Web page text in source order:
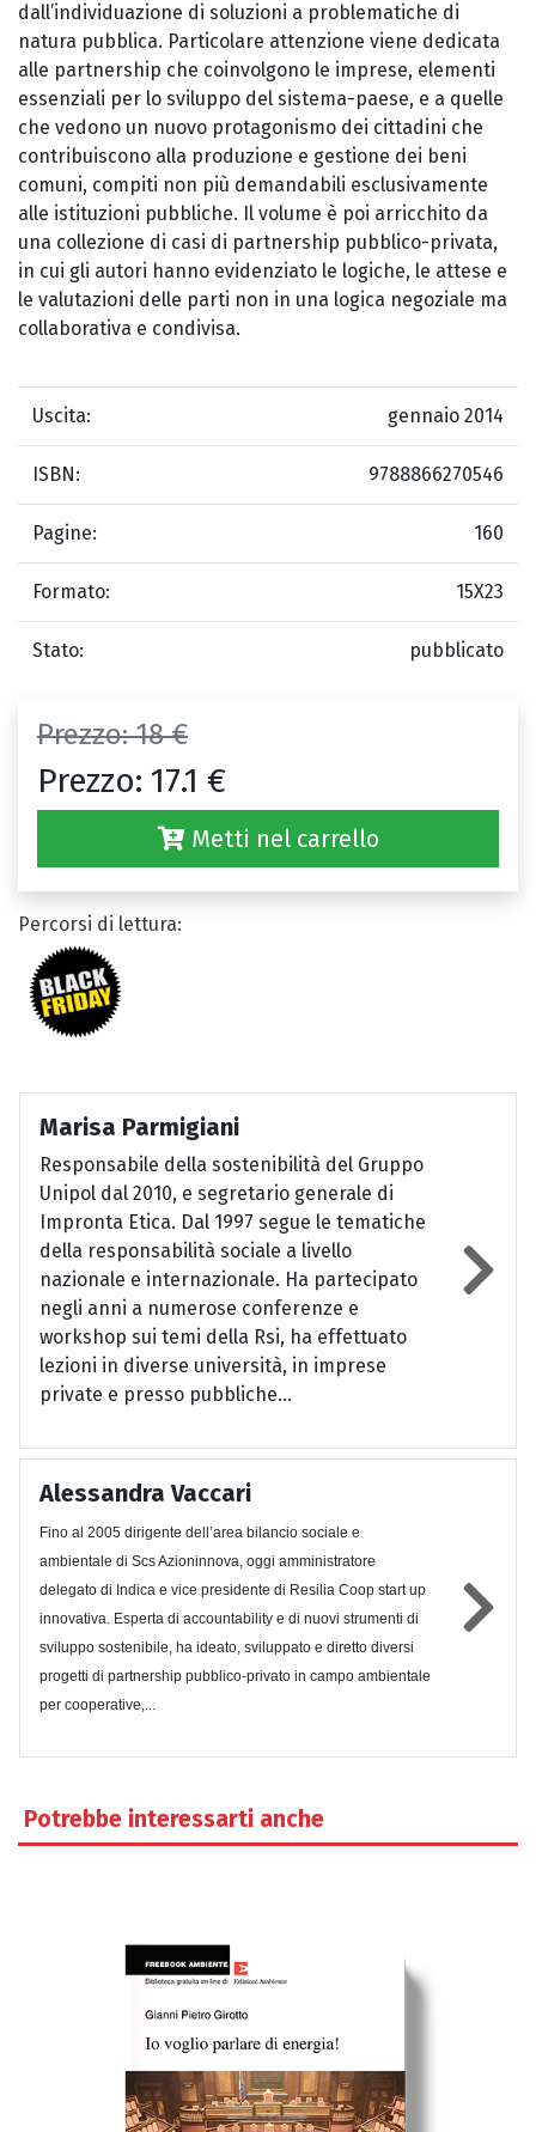
dall’individuazione di soluzioni a problematiche di
natura pubblica. Particolare attenzione viene dedicata
alle partnership che coinvolgono le imprese, elementi
essenziali per lo sviluppo del sistema-paese, e a quelle
che vedono un nuovo protagonismo dei cittadini che
contribuiscono alla produzione e gestione dei beni
comuni, compiti non più demandabili esclusivamente
alle istituzioni pubbliche. Il volume è poi arricchito da
una collezione di casi di partnership pubblico-privata,
in cui gli autori hanno evidenziato le logiche, le attese e
le valutazioni delle parti non in una logica negoziale ma
collaborativa e condivisa.
Uscita: gennaio 2014
ISBN: 9788866270546
Pagine: 160
Formato: 15X23
Stato: pubblicato
Prezzo:18 €
Prezzo: 17.1 €
Metti nel carrello
Percorsi di lettura:
Marisa Parmigiani
Responsabile della sostenibilità del Gruppo
Unipol dal 2010, e segretario generale di
Impronta Etica. Dal 1997 segue le tematiche
della responsabilità sociale a livello
nazionale e internazionale. Ha partecipato
negli anni a numerose conferenze e
workshop sui temi della Rsi, ha effettuato
lezioni in diverse università, in imprese
private e presso pubbliche...
Alessandra Vaccari
Fino al 2005 dirigente dell’area bilancio sociale e
ambientale di Scs Azioninnova, oggi amministratore
delegato di Indica e vice presidente di Resilia Coop start up
innovativa. Esperta di accountability e di nuovi strumenti di
sviluppo sostenibile, ha ideato, sviluppato e diretto diversi
progetti di partnership pubblico-privato in campo ambientale
per cooperative,...
Potrebbe interessarti anche